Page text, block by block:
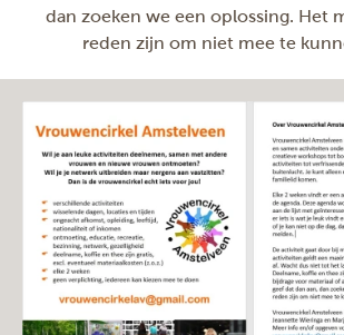
dan zoeken we een oplossing. Het
reden zijn om niet mee te